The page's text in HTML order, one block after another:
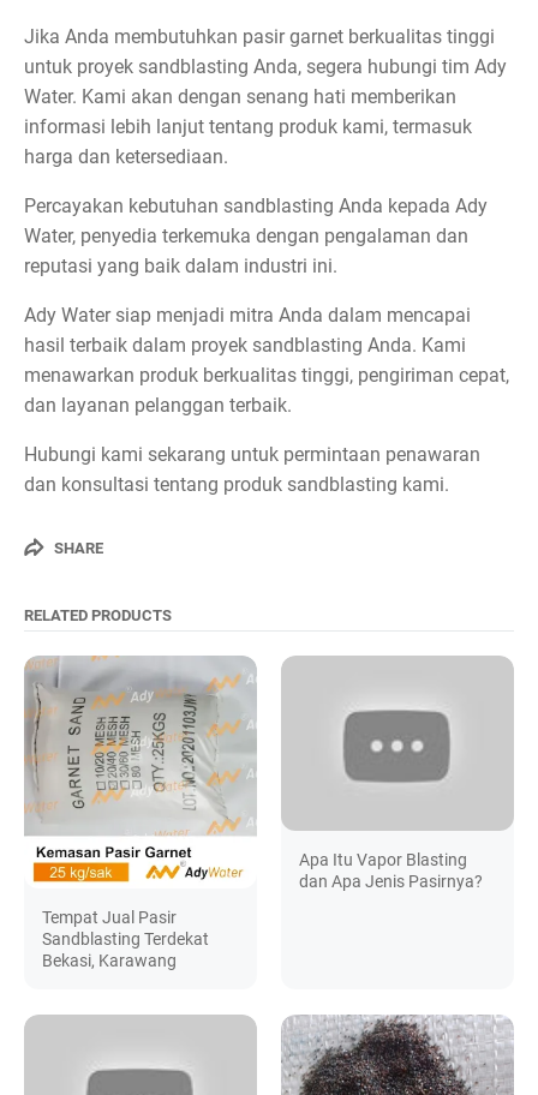
Jika Anda membutuhkan pasir garnet berkualitas tinggi
untuk proyek sandblasting Anda, segera hubungi tim Ady
Water. Kami akan dengan senang hati memberikan
informasi lebih lanjut tentang produk kami, termasuk
harga dan ketersediaan.
Percayakan kebutuhan sandblasting Anda kepada Ady
Water, penyedia terkemuka dengan pengalaman dan
reputasi yang baik dalam industri ini.
Ady Water siap menjadi mitra Anda dalam mencapai
hasil terbaik dalam proyek sandblasting Anda. Kami
menawarkan produk berkualitas tinggi, pengiriman cepat,
dan layanan pelanggan terbaik.
Hubungi kami sekarang untuk permintaan penawaran
dan konsultasi tentang produk sandblasting kami.
SHARE
RELATED PRODUCTS
Tempat Jual Pasir
Sandblasting Terdekat
Bekasi, Karawang
Apa Itu Vapor Blasting
dan Apa Jenis Pasirnya?